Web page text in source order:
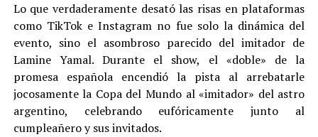
Lo que verdaderamente desató las risas en plataformas
como TikTok e Instagram no fue solo la dinámica del
evento, sino el asombroso parecido del imitador de
Lamine Yamal. Durante el show, el «doble» de la
promesa española encendió la pista al arrebatarle
jocosamente la Copa del Mundo al «imitador» del astro
argentino, celebrando eufóricamente junto al
cumpleañero y sus invitados.